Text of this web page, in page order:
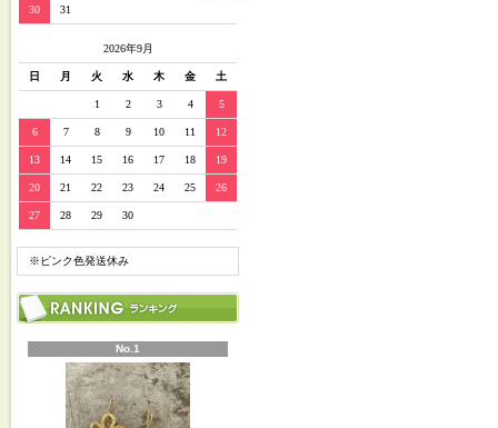
30 31
2026年9月
日 月 火 水 木 金 土
1 2 3 4 5
6 7 8 9 10 11 12
13 14 15 16 17 18 19
20 21 22 23 24 25 26
27 28 29 30
※ピンク色発送休み
No.1